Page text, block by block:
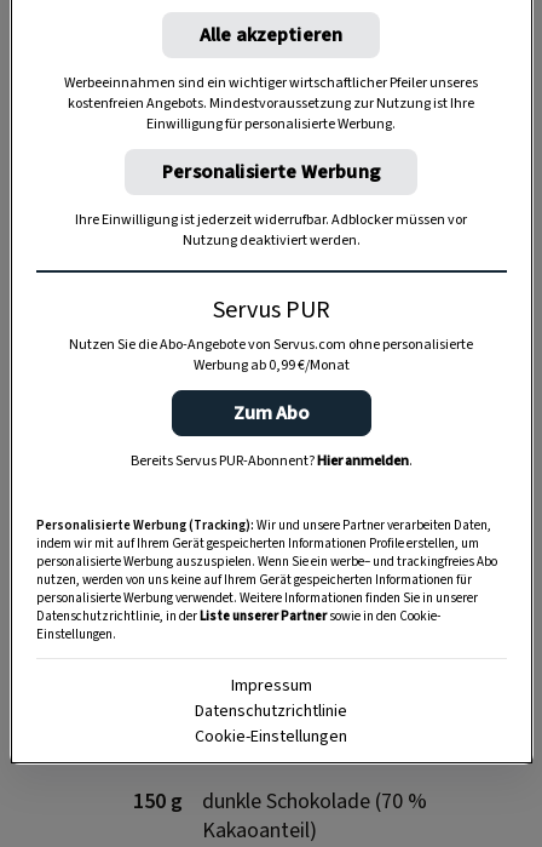
Anzeige
SPEICHERN DRUCKEN
Zutaten
150 g
dunkle Schokolade (70 %
Kakaoanteil)
Alle akzeptieren
Werbeeinnahmen sind ein wichtiger wirtschaftlicher Pfeiler unseres
kostenfreien Angebots. Mindestvoraussetzung zur Nutzung ist Ihre
Einwilligung für personalisierte Werbung.
Personalisierte Werbung
Ihre Einwilligung ist jederzeit widerrufbar. Adblocker müssen vor
Nutzung deaktiviert werden.
Servus PUR
Nutzen Sie die Abo-Angebote von Servus.com ohne personalisierte
Werbung ab 0,99 €/Monat
Zum Abo
Bereits Servus PUR-Abonnent?Hier anmelden.
Personalisierte Werbung (Tracking): Wir und unsere Partner verarbeiten Daten,
indem wir mit auf Ihrem Gerät gespeicherten Informationen Profile erstellen, um
personalisierte Werbung auszuspielen. Wenn Sie ein werbe– und trackingfreies Abo
nutzen, werden von uns keine auf Ihrem Gerät gespeicherten Informationen für
personalisierte Werbung verwendet. Weitere Informationen finden Sie in unserer
Datenschutzrichtlinie, in derListe unserer Partnersowie in den Cookie-
Einstellungen.
Impressum
Datenschutzrichtlinie
Cookie-Einstellungen